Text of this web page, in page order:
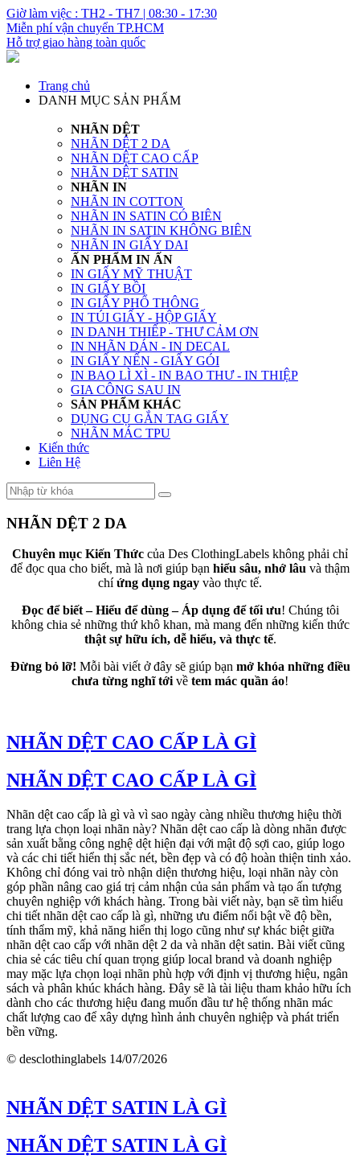
Giờ làm việc : TH2 - TH7 | 08:30 - 17:30
Miễn phí vận chuyển TP.HCM
Hỗ trợ giao hàng toàn quốc
Trang chủ
DANH MỤC SẢN PHẨM
NHÃN DỆT
NHÃN DỆT 2 DA
NHÃN DỆT CAO CẤP
NHÃN DỆT SATIN
NHÃN IN
NHÃN IN COTTON
NHÃN IN SATIN CÓ BIÊN
NHÃN IN SATIN KHÔNG BIÊN
NHÃN IN GIẤY DAI
ẤN PHẨM IN ẤN
IN GIẤY MỸ THUẬT
IN GIẤY BỒI
IN GIẤY PHỔ THÔNG
IN TÚI GIẤY - HỘP GIẤY
IN DANH THIẾP - THƯ CẢM ƠN
IN NHÃN DÁN - IN DECAL
IN GIẤY NẾN - GIẤY GÓI
IN BAO LÌ XÌ - IN BAO THƯ - IN THIỆP
GIA CÔNG SAU IN
SẢN PHẨM KHÁC
DỤNG CỤ GẮN TAG GIẤY
NHÃN MÁC TPU
Kiến thức
Liên Hệ
NHÃN DỆT 2 DA
Chuyên mục Kiến Thức của Des ClothingLabels không phải chỉ
để đọc qua cho biết, mà là nơi giúp bạn hiểu sâu, nhớ lâu và thậm
chíứng dụng ngay vào thực tế.
Đọc để biết – Hiểu để dùng – Áp dụng để tối ưu! Chúng tôi
không chia sẻ những thứ khô khan, mà mang đến những kiến thức
thật sự hữu ích, dễ hiểu, và thực tế.
Đừng bỏ lỡ! Mỗi bài viết ở đây sẽ giúp bạn mở khóa những điều
chưa từng nghĩ tớivề tem mác quần áo!
NHÃN DỆT CAO CẤP LÀ GÌ
NHÃN DỆT CAO CẤP LÀ GÌ
Nhãn dệt cao cấp là gì và vì sao ngày càng nhiều thương hiệu thời
trang lựa chọn loại nhãn này? Nhãn dệt cao cấp là dòng nhãn được
sản xuất bằng công nghệ dệt hiện đại với mật độ sợi cao, giúp logo
và các chi tiết hiển thị sắc nét, bền đẹp và có độ hoàn thiện tinh xảo.
Không chỉ đóng vai trò nhận diện thương hiệu, loại nhãn này còn
góp phần nâng cao giá trị cảm nhận của sản phẩm và tạo ấn tượng
chuyên nghiệp với khách hàng. Trong bài viết này, bạn sẽ tìm hiểu
chi tiết nhãn dệt cao cấp là gì, những ưu điểm nổi bật về độ bền,
tính thẩm mỹ, khả năng hiển thị logo cũng như sự khác biệt giữa
nhãn dệt cao cấp với nhãn dệt 2 da và nhãn dệt satin. Bài viết cũng
chia sẻ các tiêu chí quan trọng giúp local brand và doanh nghiệp
may mặc lựa chọn loại nhãn phù hợp với định vị thương hiệu, ngân
sách và phân khúc khách hàng. Đây sẽ là tài liệu tham khảo hữu ích
dành cho các thương hiệu đang muốn đầu tư hệ thống nhãn mác
chất lượng cao để xây dựng hình ảnh chuyên nghiệp và phát triển
bền vững.
© desclothinglabels 14/07/2026
NHÃN DỆT SATIN LÀ GÌ
NHÃN DỆT SATIN LÀ GÌ